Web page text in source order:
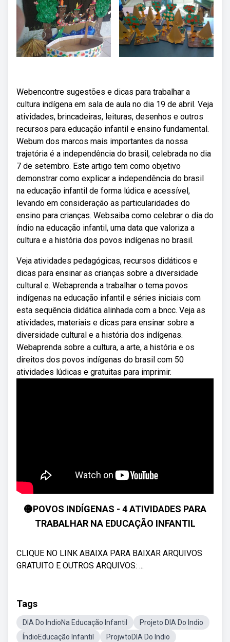
Webencontre sugestões e dicas para trabalhar a
cultura indígena em sala de aula no dia 19 de abril. Veja
atividades, brincadeiras, leituras, desenhos e outros
recursos para educação infantil e ensino fundamental.
Webum dos marcos mais importantes da nossa
trajetória é a independência do brasil, celebrada no dia
7 de setembro. Este artigo tem como objetivo
demonstrar como explicar a independência do brasil
na educação infantil de forma lúdica e acessível,
levando em consideração as particularidades do
ensino para crianças. Websaiba como celebrar o dia do
índio na educação infantil, uma data que valoriza a
cultura e a história dos povos indígenas no brasil.
Veja atividades pedagógicas, recursos didáticos e
dicas para ensinar as crianças sobre a diversidade
cultural e. Webaprenda a trabalhar o tema povos
indígenas na educação infantil e séries iniciais com
esta sequência didática alinhada com a bncc. Veja as
atividades, materiais e dicas para ensinar sobre a
diversidade cultural e a história dos indígenas.
Webaprenda sobre a cultura, a arte, a história e os
direitos dos povos indígenas do brasil com 50
atividades lúdicas e gratuitas para imprimir.
🟡POVOS INDÍGENAS - 4 ATIVIDADES PARA
TRABALHAR NA EDUCAÇÃO INFANTIL
CLIQUE NO LINK ABAIXA PARA BAIXAR ARQUIVOS
GRATUITO E OUTROS ARQUIVOS: ...
Tags
DIA Do IndioNa Educação Infantil
Projeto DIA Do Indio
ÍndioEducação Infantil
ProjwtoDIA Do Indio